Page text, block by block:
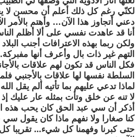
لكنّي رغم كل ذلك أعلم أن محسن
دعني أتجاوز هذا الآن… وأهتم بالأمر
أنا قد عاهدت نفسي على ألا أظلم
ولكن ربما بهذه الاعترافات أجنب
التهم غير ذات بال وأعرف أنها
فكل الناس قد تكون لهم علاقات
السلطة نفسها لها علاقات بالأجنبي
لماذا تدعي عليهم بما تأتيه ألم يقل
لا تنه عن خلق وتأت بمثله عار عليك
أذكر أن سي عبد الحق كان يحب هذه
كنا صغارا ولا نفهم ماذا كان يقول
حتى كبرنا وفهمنا كل شيء... تقريبا